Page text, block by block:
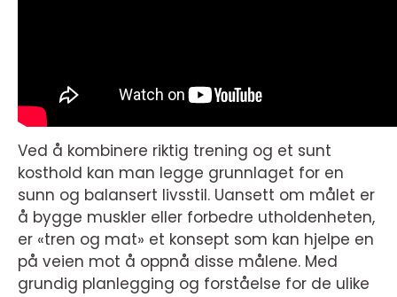
Ved å kombinere riktig trening og et sunt
kosthold kan man legge grunnlaget for en
sunn og balansert livsstil. Uansett om målet er
å bygge muskler eller forbedre utholdenheten,
er «tren og mat» et konsept som kan hjelpe en
på veien mot å oppnå disse målene. Med
grundig planlegging og forståelse for de ulike